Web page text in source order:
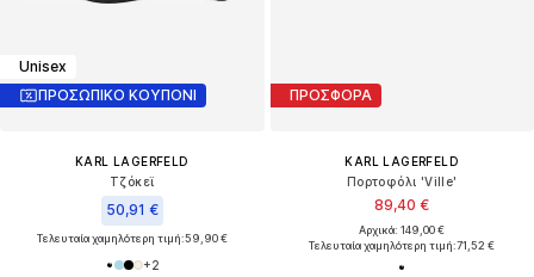
Unisex
ΠΡΟΣΩΠΙΚΟ ΚΟΥΠΟΝΙ
KARL LAGERFELD
Τζόκεϊ
50,91 €
Τελευταία χαμηλότερη τιμή:59,90 €
+2
ΠΡΟΣΦΟΡΑ
KARL LAGERFELD
Πορτοφόλι 'Ville'
89,40 €
Αρχικά: 149,00 €
Τελευταία χαμηλότερη τιμή:71,52 €